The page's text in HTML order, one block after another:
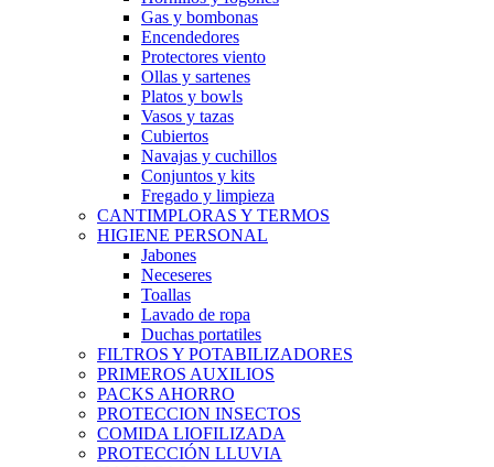
Gas y bombonas
Encendedores
Protectores viento
Ollas y sartenes
Platos y bowls
Vasos y tazas
Cubiertos
Navajas y cuchillos
Conjuntos y kits
Fregado y limpieza
CANTIMPLORAS Y TERMOS
HIGIENE PERSONAL
Jabones
Neceseres
Toallas
Lavado de ropa
Duchas portatiles
FILTROS Y POTABILIZADORES
PRIMEROS AUXILIOS
PACKS AHORRO
PROTECCION INSECTOS
COMIDA LIOFILIZADA
PROTECCIÓN LLUVIA